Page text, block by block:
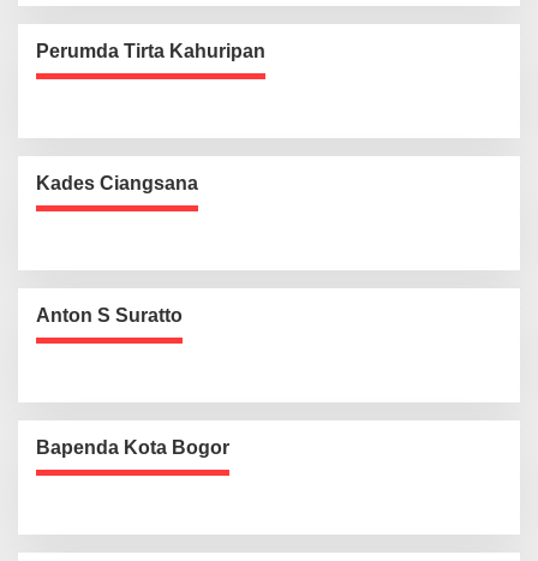
Perumda Tirta Kahuripan
Kades Ciangsana
Anton S Suratto
Bapenda Kota Bogor